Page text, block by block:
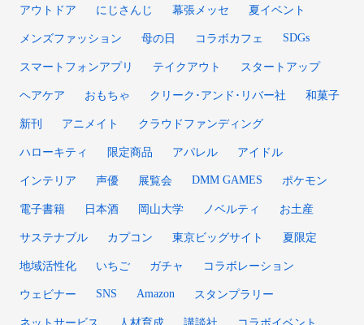
アウトドア にじさんじ 幕張メッセ 夏イベント
メンズファッション 母の日 コラボカフェ SDGs
スマートフォンアプリ テイクアウト スタートアップ
ヘアケア おもちゃ クリーク･アンド･リバー社 和菓子
新刊 アニメイト クラウドファンディング
ハローキティ 限定商品 アパレル アイドル
インテリア 声優 展覧会 DMM GAMES ポケモン
電子書籍 日本酒 岡山大学 ノベルティ お土産
サステナブル カプコン 東京ビッグサイト 夏限定
地域活性化 いちご ガチャ コラボレーション
ウェビナー SNS Amazon スタンプラリー
ネットサービス 人材育成 講談社 コラボイベント